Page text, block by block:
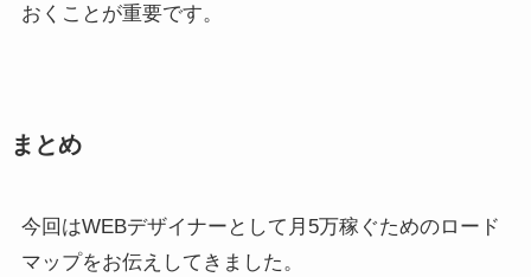
おくことが重要です。
まとめ
今回はWEBデザイナーとして月5万稼ぐためのロード
マップをお伝えしてきました。